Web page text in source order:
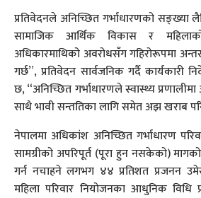
प्रतिवेदनले अनिच्छित गर्भाधारणको सङ्ख्या
सामाजिक आर्थिक विकास र
अधिकारमाथिको अवरोधसँग गहिरोरूपमा
गर्छ”, प्रतिवेदन सार्वजनिक गर्दै कार्यकारी
छ, “अनिच्छित गर्भाधारणले स्वास्थ्य प्रणालीमा
साथै भावी सन्ततिका लागि समेत अझ खराब
नेपालमा अधिकांश अनिच्छित गर्भाधारण
सामग्रीको अपरिपूर्त (पूरा हुन नसकेको)
गर्न नचाहने लगभग ४४ प्रतिशत प्रजनन
महिला परिवार नियोजनका आधुनिक विधि